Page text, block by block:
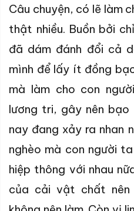
Câu chuyện, có lẽ làm
thật nhiều. Buồn bởi
đã dám đánh đổi cả
mình để lấy ít đồng
mà làm cho con
lương tri, gây nên
nay đang xảy ra nhan
nghèo mà con người
hiệp thông với nhau
của cải vật chất nên